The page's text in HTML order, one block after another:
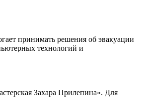
принимать решения об эвакуации
технологий и
Захара Прилепина». Для